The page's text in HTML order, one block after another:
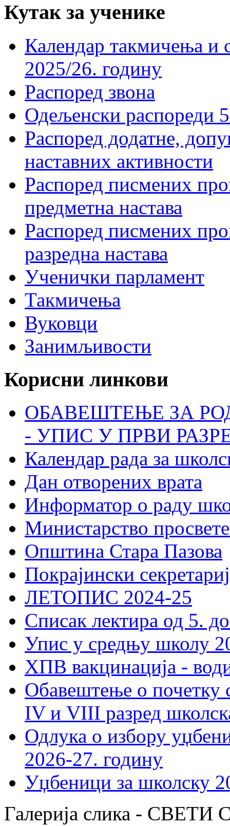
Кутак за ученике
Календар такмичења
2025/26. годину
Распоред звона
Одељенски распореди
Распоред додатне,
наставних активности
Распоред писмених
предметна настава
Распоред писмених
разредна настава
Ученички парламент
Такмичења
Вуковци
Занимљивости
Корисни линкови
ОБАВЕШТЕЊЕ ЗА
- УПИС У ПРВИ
Календар рада за
Дан отворених врата
Информатор о раду
Министарство
Општина Стара Пазова
Покрајински
ЛЕТОПИС 2024-25
Списак лектира од 5.
Упис у средњу школу
ХПВ вакцинација -
Обавештење о почетку
IV и VIII разред
Одлука о избору
2026-27. годину
Уџбеници за школску
Галерија слика -